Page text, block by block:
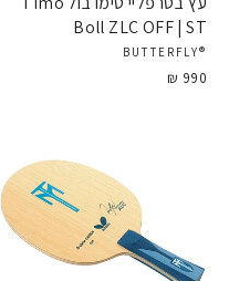
Boll ZLC OFF | ST
®BUTTERFLY
990 ₪